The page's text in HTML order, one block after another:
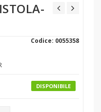
Codice: 0055358
DISPONIBILE